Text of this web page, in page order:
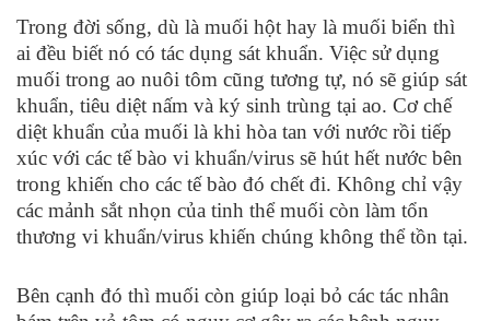
Trong đời sống, dù là muối hột hay là muối biển thì
ai đều biết nó có tác dụng sát khuẩn. Việc sử dụng
muối trong ao nuôi tôm cũng tương tự, nó sẽ giúp sát
khuẩn, tiêu diệt nấm và ký sinh trùng tại ao. Cơ chế
diệt khuẩn của muối là khi hòa tan với nước rồi tiếp
xúc với các tế bào vi khuẩn/virus sẽ hút hết nước bên
trong khiến cho các tế bào đó chết đi. Không chỉ vậy
các mảnh sắt nhọn của tinh thể muối còn làm tổn
thương vi khuẩn/virus khiến chúng không thể tồn tại.
Bên cạnh đó thì muối còn giúp loại bỏ các tác nhân